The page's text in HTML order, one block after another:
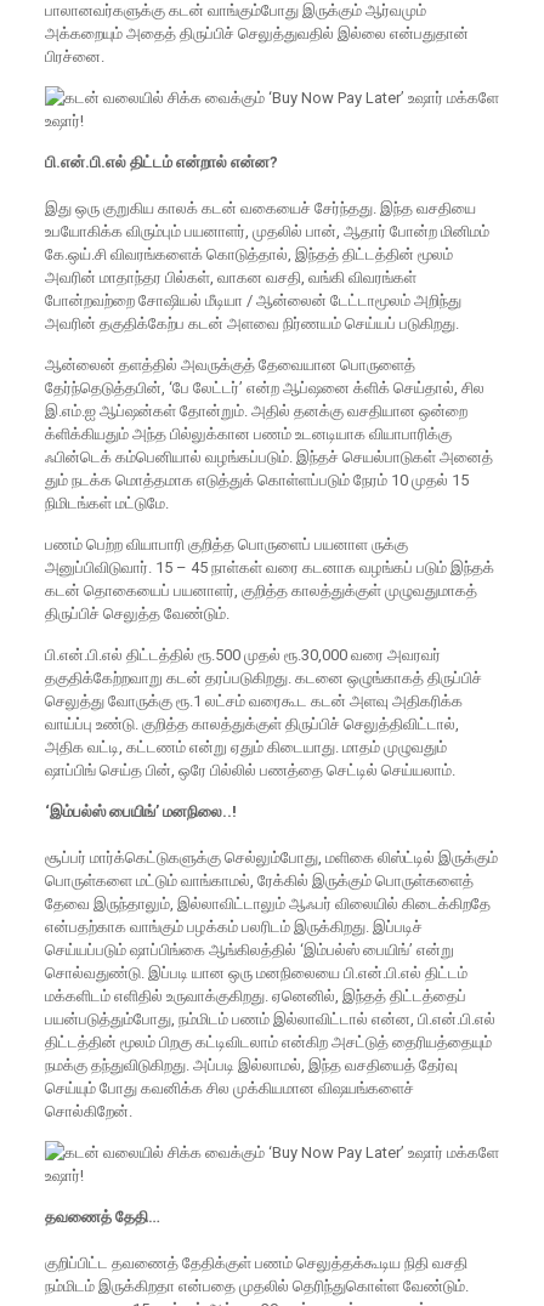
பாலானவர்களுக்கு கடன் வாங்கும்போது இருக்கும் ஆர்வமும்
அக்கறையும் அதைத் திருப்பிச் செலுத்துவதில் இல்லை என்பதுதான்
பிரச்னை.
பி.என்.பி.எல் திட்டம் என்றால் என்ன?
இது ஒரு குறுகிய காலக் கடன் வகையைச் சேர்ந்தது. இந்த வசதியை
உபயோகிக்க விரும்பும் பயனாளர், முதலில் பான், ஆதார் போன்ற மினிமம்
கே.ஒய்.சி விவரங்களைக் கொடுத்தால், இந்தத் திட்டத்தின் மூலம்
அவரின் மாதாந்தர பில்கள், வாகன வசதி, வங்கி விவரங்கள்
போன்றவற்றை சோஷியல் மீடியா / ஆன்லைன் டேட்டாமூலம் அறிந்து
அவரின் தகுதிக்கேற்ப கடன் அளவை நிர்ணயம் செய்யப் படுகிறது.
ஆன்லைன் தளத்தில் அவருக்குத் தேவையான பொருளைத்
தேர்ந்தெடுத்தபின், ‘பே லேட்டர்’ என்ற ஆப்ஷனை க்ளிக் செய்தால், சில
இ.எம்.ஐ ஆப்ஷன்கள் தோன்றும். அதில் தனக்கு வசதியான ஒன்றை
க்ளிக்கியதும் அந்த பில்லுக்கான பணம் உடனடியாக வியாபாரிக்கு
ஃபின்டெக் கம்பெனியால் வழங்கப்படும். இந்தச் செயல்பாடுகள் அனைத்
தும் நடக்க மொத்தமாக எடுத்துக் கொள்ளப்படும் நேரம் 10 முதல் 15
நிமிடங்கள் மட்டுமே.
பணம் பெற்ற வியாபாரி குறித்த பொருளைப் பயனாள ருக்கு
அனுப்பிவிடுவார். 15 – 45 நாள்கள் வரை கடனாக வழங்கப் படும் இந்தக்
கடன் தொகையைப் பயனாளர், குறித்த காலத்துக்குள் முழுவதுமாகத்
திருப்பிச் செலுத்த வேண்டும்.
பி.என்.பி.எல் திட்டத்தில் ரூ.500 முதல் ரூ.30,000 வரை அவரவர்
தகுதிக்கேற்றவாறு கடன் தரப்படுகிறது. கடனை ஒழுங்காகத் திருப்பிச்
செலுத்து வோருக்கு ரூ.1 லட்சம் வரைகூட கடன் அளவு அதிகரிக்க
வாய்ப்பு உண்டு. குறித்த காலத்துக்குள் திருப்பிச் செலுத்திவிட்டால்,
அதிக வட்டி, கட்டணம் என்று ஏதும் கிடையாது. மாதம் முழுவதும்
ஷாப்பிங் செய்த பின், ஒரே பில்லில் பணத்தை செட்டில் செய்யலாம்.
‘இம்பல்ஸ் பையிங்’ மனநிலை..!
சூப்பர் மார்க்கெட்டுகளுக்கு செல்லும்போது, மளிகை லிஸ்ட்டில் இருக்கும்
பொருள்களை மட்டும் வாங்காமல், ரேக்கில் இருக்கும் பொருள்களைத்
தேவை இருந்தாலும், இல்லாவிட்டாலும் ஆஃபர் விலையில் கிடைக்கிறதே
என்பதற்காக வாங்கும் பழக்கம் பலரிடம் இருக்கிறது. இப்படிச்
செய்யப்படும் ஷாப்பிங்கை ஆங்கிலத்தில் ‘இம்பல்ஸ் பையிங்’ என்று
சொல்வதுண்டு. இப்படி யான ஒரு மனநிலையை பி.என்.பி.எல் திட்டம்
மக்களிடம் எளிதில் உருவாக்குகிறது. ஏனெனில், இந்தத் திட்டத்தைப்
பயன்படுத்தும்போது, நம்மிடம் பணம் இல்லாவிட்டால் என்ன, பி.என்.பி.எல்
திட்டத்தின் மூலம் பிறகு கட்டிவிடலாம் என்கிற அசட்டுத் தைரியத்தையும்
நமக்கு தந்துவிடுகிறது. அப்படி இல்லாமல், இந்த வசதியைத் தேர்வு
செய்யும் போது கவனிக்க சில முக்கியமான விஷயங்களைச்
சொல்கிறேன்.
தவணைத் தேதி…
குறிப்பிட்ட தவணைத் தேதிக்குள் பணம் செலுத்தக்கூடிய நிதி வசதி
நம்மிடம் இருக்கிறதா என்பதை முதலில் தெரிந்துகொள்ள வேண்டும்.